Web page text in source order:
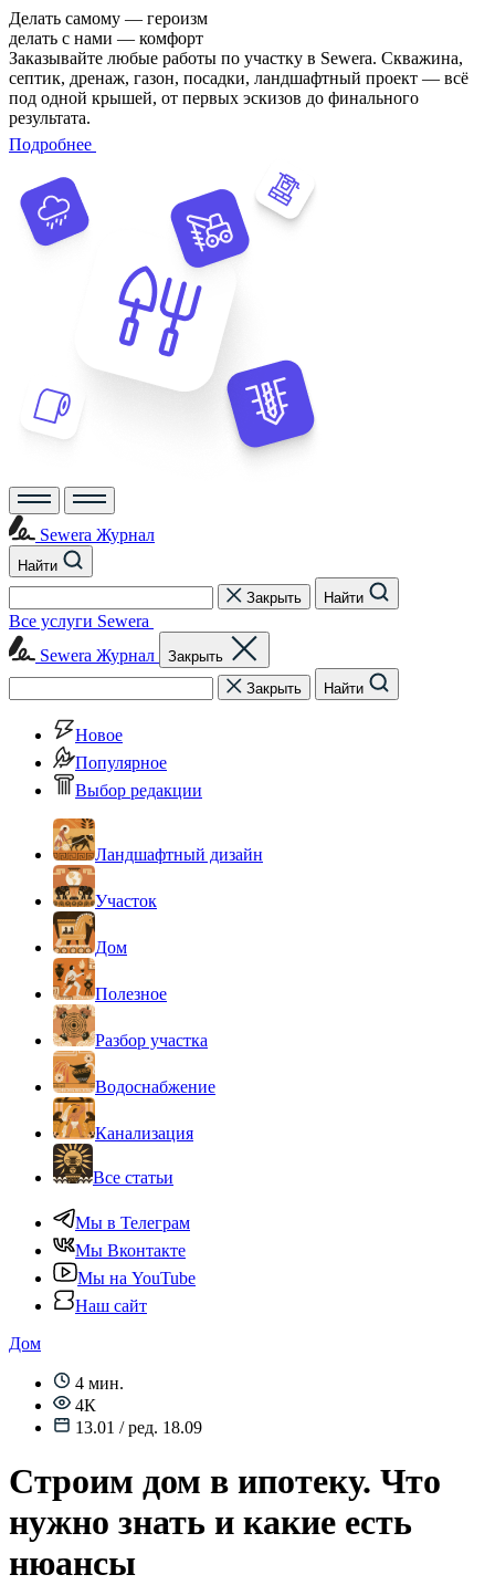
Делать самому — героизм
делать с нами — комфорт
Заказывайте любые работы по участку в Sewera. Скважина,
септик, дренаж, газон, посадки, ландшафтный проект — всё
под одной крышей, от первых эскизов до финального
результата.
Подробнее
Sewera Журнал
Найти
Закрыть
Найти
Все услуги Sewera
Sewera Журнал
Закрыть
Закрыть
Найти
Новое
Популярное
Выбор редакции
Ландшафтный дизайн
Участок
Дом
Полезное
Разбор участка
Водоснабжение
Канализация
Все статьи
Мы в Телеграм
Мы Вконтакте
Мы на YouTube
Наш сайт
Дом
4 мин.
4К
13.01 / ред. 18.09
Строим дом в ипотеку. Что
нужно знать и какие есть
нюансы